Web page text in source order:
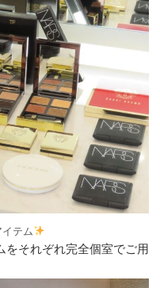
テム
をそれぞれ完全個室でご用